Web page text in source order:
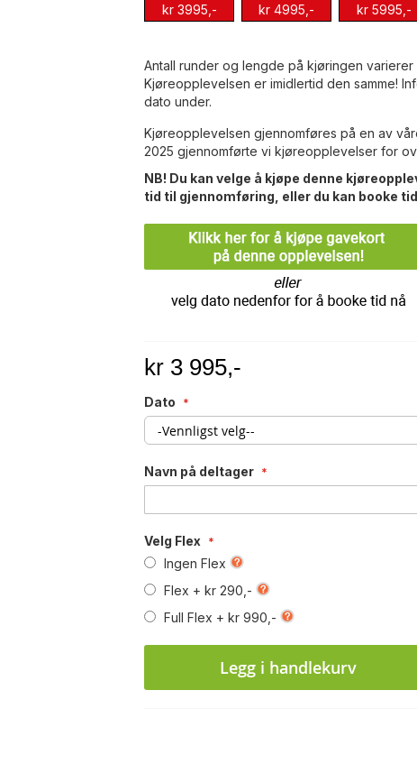
kr 3995,- kr 4995,- kr 5995,-
Antall runder og lengde på kjøringen
Kjøreopplevelsen er imidlertid den samme!
dato under.
Kjøreopplevelsen gjennomføres på en av
2025 gjennomførte vi kjøreopplevelser for
NB! Du kan velge å kjøpe denne
tid til gjennomføring, eller du kan booke
kr 3 995,-
Dato
Navn på deltager
Velg Flex
Ingen Flex
Flex +kr 290,-
Full Flex +kr 990,-
Legg i handlekurv